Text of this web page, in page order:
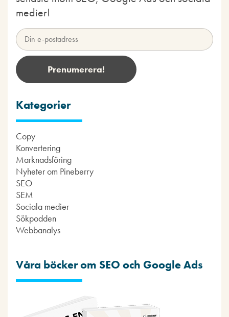
medier!
Kategorier
Copy
Konvertering
Marknadsföring
Nyheter om Pineberry
SEO
SEM
Sociala medier
Sökpodden
Webbanalys
Våra böcker om SEO och Google Ads